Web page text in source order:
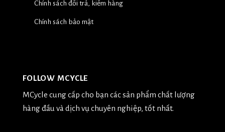
Chính sách đổi trả, kiểm hàng
Chính sách bảo mật
FOLLOW MCYCLE
MCycle cung cấp cho bạn các sản phẩm chất lượng
hàng đầu và dịch vụ chuyên nghiệp, tốt nhất.